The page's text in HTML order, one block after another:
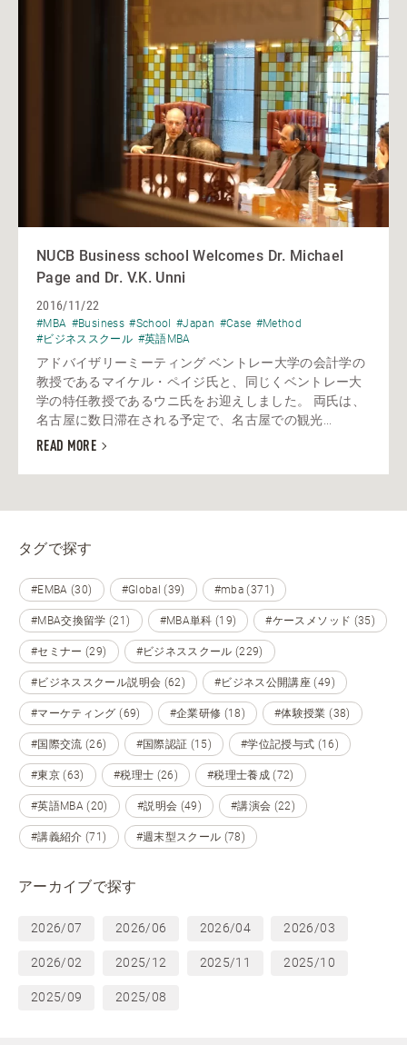
NUCB Business school Welcomes Dr. Michael
Page and Dr. V.K. Unni
2016/11/22
#MBA #Business #School #Japan #Case #Method
#ビジネススクール #英語MBA
アドバイザリーミーティング ベントレー大学の会計学の
教授であるマイケル・ペイジ氏と、同じくベントレー大
学の特任教授であるウニ氏をお迎えしました。 両氏は、
名古屋に数日滞在される予定で、名古屋での観光...
READ MORE
タグで探す
#EMBA (30) #Global (39) #mba (371)
#MBA交換留学 (21) #MBA単科 (19) #ケースメソッド (35)
#セミナー (29) #ビジネススクール (229)
#ビジネススクール説明会 (62) #ビジネス公開講座 (49)
#マーケティング (69) #企業研修 (18) #体験授業 (38)
#国際交流 (26) #国際認証 (15) #学位記授与式 (16)
#東京 (63) #税理士 (26) #税理士養成 (72)
#英語MBA (20) #説明会 (49) #講演会 (22)
#講義紹介 (71) #週末型スクール (78)
アーカイブで探す
2026/07 2026/06 2026/04 2026/03
2026/02 2025/12 2025/11 2025/10
2025/09 2025/08